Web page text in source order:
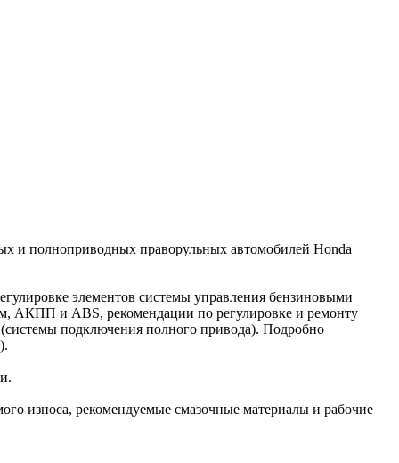
и полноприводных праворульных автомобилей Honda
элементов системы управления бензиновыми
АКПП и ABS, рекомендации по регулировке и ремонту
подключения полного привода). Подробно
износа, рекомендуемые смазочные материалы и рабочие